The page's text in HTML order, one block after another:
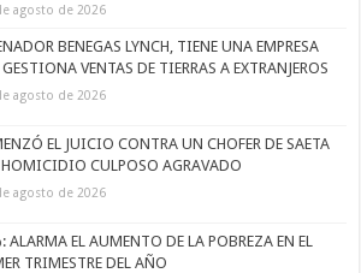
agosto de 2026
BENEGAS LYNCH, TIENE UNA EMPRESA
VENTAS DE TIERRAS A EXTRANJEROS
agosto de 2026
EL JUICIO CONTRA UN CHOFER DE SAETA
HOMICIDIO CULPOSO AGRAVADO
agosto de 2026
ALARMA EL AUMENTO DE LA POBREZA EN EL
TRIMESTRE DEL AÑO